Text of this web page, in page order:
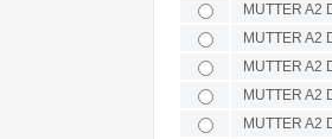
MUTTER A2
MUTTER A2
MUTTER A2
MUTTER A2
MUTTER A2